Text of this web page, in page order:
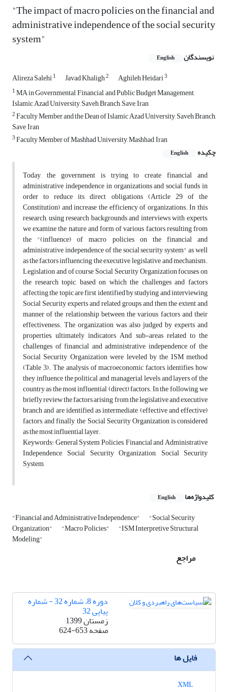
"The impact of macro policies on the financial and
administrative independence of the social security
system"
نویسندگان English
Alireza Salehi1 Javad Khaligh2 Aghileh Heidari3
1MA in Governmental, Financial, and Public Budget Management,
Islamic Azad University, Saveh Branch, Save, Iran
2Faculty Member and the Dean of Islamic Azad University, Saveh Branch,
Save, Iran
3Faculty Member of Mashhad University, Mashhad, Iran
چکیده
English
Today, the government is trying to create financial and
administrative independence in organizations and social funds in
order to reduce its direct obligations (Article 29 of the
Constitution) and increase the efficiency of organizations. In this
research, using research backgrounds and interviews with experts,
we examine the nature and form of various factors resulting from
the "(influence) of macro policies on the financial and
administrative independence of the social security system" as well
as the factors influencing the executive, legislative, and mechanism.
Legislation and of course Social Security Organization focuses on
the research topic, based on which the challenges and factors
affecting the topic are first identified by studying and interviewing
Social Security experts and related groups and then the extent and
manner of the relationship between the various factors and their
effectiveness. The organization was also judged by experts and
properties, ultimately indicators And sub-areas related to the
challenges of financial and administrative independence of the
Social Security Organization were leveled by the ISM method
(Table 3). The analysis of macroeconomic factors identifies how
they influence the political and managerial levels and layers of the
country as the most influential (direct) factors. In the following, we
briefly review the factors arising from the legislative and executive
branch and are identified as intermediate (effective and effective)
factors, and finally, the Social Security Organization is considered
as the most influential layer.
Keywords: General System Policies, Financial and Administrative
Independence, Social Security Organization, Social Security
System,
کلیدواژه‌ها English
"Financial and Administrative Independence" "Social Security
Organization" "Macro Policies" "ISM Interpretive Structural
Modeling"
مراجع
دوره 8، شماره 32 - شماره
پیاپی 32
زمستان 1399
صفحه624-653
فایل ها